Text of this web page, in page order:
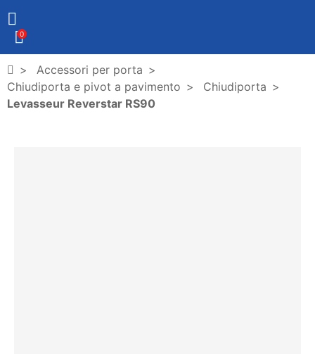
0
Accessori per porta
Chiudiporta e pivot a pavimento
Chiudiporta
Levasseur Reverstar RS90